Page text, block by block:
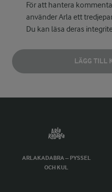
För att hantera
använder Arla ett
Du kan läsa deras
LÄGG TILL
ARLAKADABRA – PYSSEL
OCH KUL